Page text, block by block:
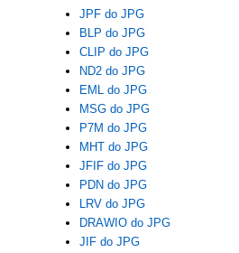
JPF do JPG
BLP do JPG
CLIP do JPG
ND2 do JPG
EML do JPG
MSG do JPG
P7M do JPG
MHT do JPG
JFIF do JPG
PDN do JPG
LRV do JPG
DRAWIO do JPG
JIF do JPG